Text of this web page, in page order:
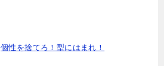
個性を捨てろ！型にはまれ！